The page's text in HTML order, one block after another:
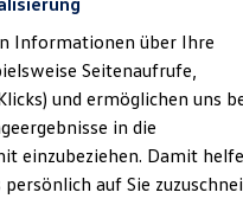
bei Volkswagen
Informationen über Ihre
Seitenaufrufe,
und ermöglichen uns
in die
einzubeziehen. Damit
auf Sie